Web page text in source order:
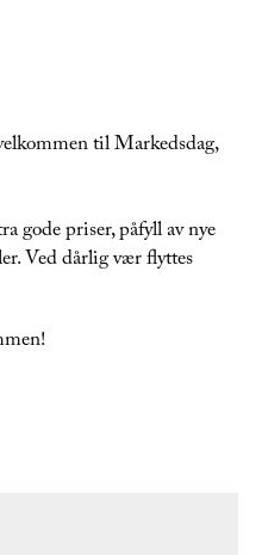
til Markedsdag,
gode priser, påfyll av nye
Ved dårlig vær flyttes